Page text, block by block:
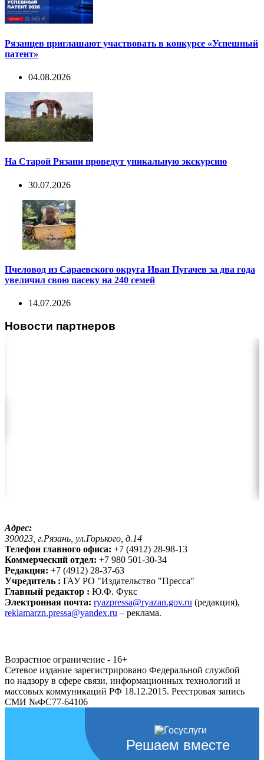
Рязанцев приглашают участвовать в конкурсе «Успешный
патент»
04.08.2026
На Старой Рязани проведут уникальную экскурсию
30.07.2026
Пчеловод из Сараевского округа Иван Пугачев за два года
увеличил свою пасеку на 240 семей
14.07.2026
Новости партнеров
Адрес:
390023, г.Рязань, ул.Горького, д.14
Телефон главного офиса: +7 (4912) 28-98-13
Коммерческий отдел: +7 980 501-30-34
Редакция: +7 (4912) 28-37-63
Учредитель : ГАУ РО "Издательство "Пресса"
Главный редактор : Ю.Ф. Фукс
Электронная почта: ryazpressa@ryazan.gov.ru (редакция),
reklamarzn.pressa@yandex.ru – реклама.
Возрастное ограничение - 16+
Сетевое издание зарегистрировано Федеральной службой
по надзору в сфере связи, информационных технологий и
массовых коммуникаций РФ 18.12.2015. Реестровая запись
СМИ №ФС77-64106
Решаем вместе